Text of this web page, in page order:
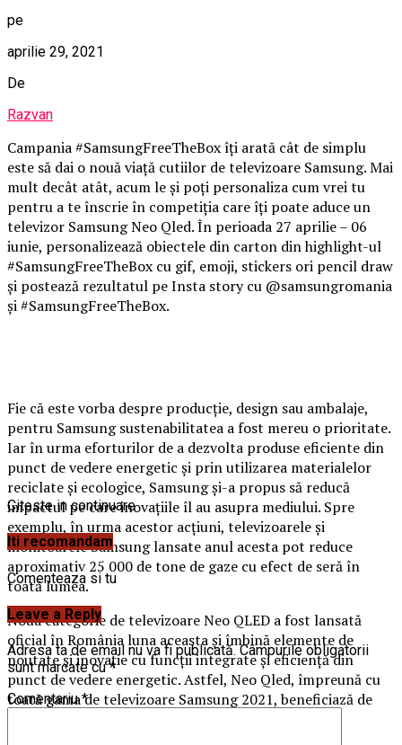
pe
aprilie 29, 2021
De
Razvan
Campania #SamsungFreeTheBox îți arată cât de simplu
este să dai o nouă viață cutiilor de televizoare Samsung. Mai
mult decât atât, acum le și poți personaliza cum vrei tu
pentru a te înscrie în competiția care îți poate aduce un
televizor Samsung Neo Qled. În perioada 27 aprilie – 06
iunie, personalizează obiectele din carton din highlight-ul
#SamsungFreeTheBox cu gif, emoji, stickers ori pencil draw
și postează rezultatul pe Insta story cu @samsungromania
și #SamsungFreeTheBox.
Fie că este vorba despre producție, design sau ambalaje,
pentru Samsung sustenabilitatea a fost mereu o prioritate.
Iar în urma eforturilor de a dezvolta produse eficiente din
punct de vedere energetic și prin utilizarea materialelor
reciclate și ecologice, Samsung și-a propus să reducă
impactul pe care inovațiile îl au asupra mediului. Spre
exemplu, în urma acestor acțiuni, televizoarele și
monitoarele Samsung lansate anul acesta pot reduce
aproximativ 25 000 de tone de gaze cu efect de seră în
toată lumea.
Noua categorie de televizoare Neo QLED a fost lansată
oficial în România luna aceasta și îmbină elemente de
noutate și inovație cu funcții integrate și eficiență din
punct de vedere energetic. Astfel, Neo Qled, împreună cu
toată gama de televizoare Samsung 2021, beneficiază de
Citeste in continuare
Iti recomandam
Comenteaza si tu
Leave a Reply
Adresa ta de email nu va fi publicată. Câmpurile obligatorii
sunt marcate cu*
Comentariu*